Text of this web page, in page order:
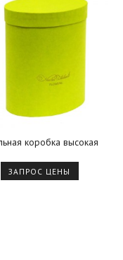
коробка высокая
ЗАПРОС ЦЕНЫ